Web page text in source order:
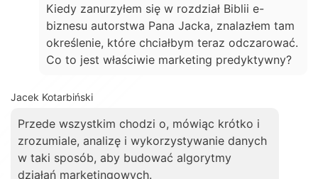
Kiedy zanurzyłem się w rozdział Biblii e-
biznesu autorstwa Pana Jacka, znalazłem tam
określenie, które chciałbym teraz odczarować.
Co to jest właściwie marketing predyktywny?
Jacek Kotarbiński
Przede wszystkim chodzi o, mówiąc krótko i
zrozumiale, analizę i wykorzystywanie danych
w taki sposób, aby budować algorytmy
działań marketingowych.